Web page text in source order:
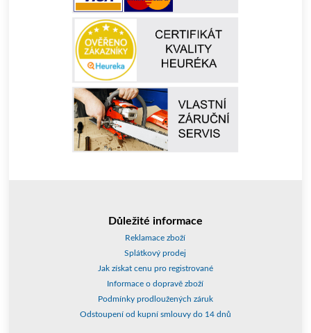
Důležité informace
Reklamace zboží
Splátkový prodej
Jak získat cenu pro registrované
Informace o dopravě zboží
Podmínky prodloužených záruk
Odstoupení od kupní smlouvy do 14 dnů